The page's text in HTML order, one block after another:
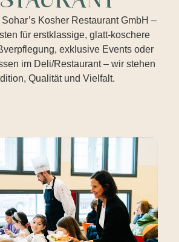
Kosher Restaurant GmbH –
für erstklassige, glatt-koschere
exklusive Events oder
im Deli/Restaurant – wir stehen
Qualität und Vielfalt.